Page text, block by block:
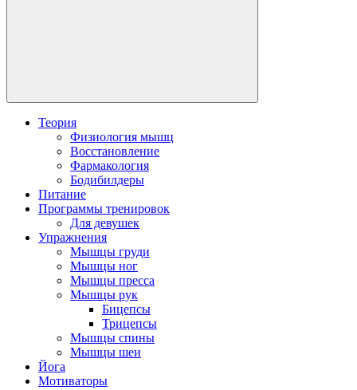
Теория
Физиология мышц
Восстановление
Фармакология
Бодибилдеры
Питание
Программы тренировок
Для девушек
Упражнения
Мышцы груди
Мышцы ног
Мышцы пресса
Мышцы рук
Бицепсы
Трицепсы
Мышцы спины
Мышцы шеи
Йога
Мотиваторы